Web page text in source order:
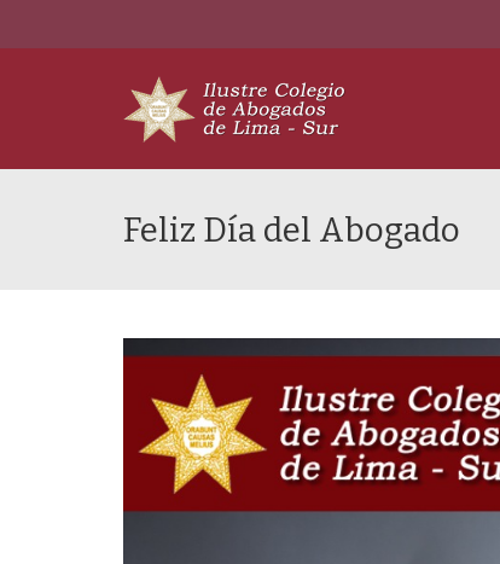
Feliz Día del Abogado